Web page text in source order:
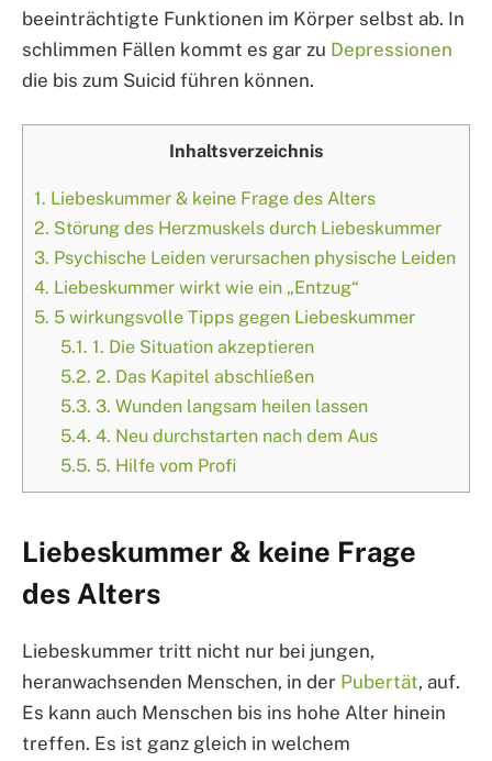
beeinträchtigte Funktionen im Körper selbst ab. In
schlimmen Fällen kommt es gar zu Depressionen
die bis zum Suicid führen können.
Inhaltsverzeichnis
1. Liebeskummer & keine Frage des Alters
2. Störung des Herzmuskels durch Liebeskummer
3. Psychische Leiden verursachen physische Leiden
4. Liebeskummer wirkt wie ein „Entzug“
5. 5 wirkungsvolle Tipps gegen Liebeskummer
5.1. 1. Die Situation akzeptieren
5.2. 2. Das Kapitel abschließen
5.3. 3. Wunden langsam heilen lassen
5.4. 4. Neu durchstarten nach dem Aus
5.5. 5. Hilfe vom Profi
Liebeskummer & keine Frage
des Alters
Liebeskummer tritt nicht nur bei jungen,
heranwachsenden Menschen, in der Pubertät, auf.
Es kann auch Menschen bis ins hohe Alter hinein
treffen. Es ist ganz gleich in welchem